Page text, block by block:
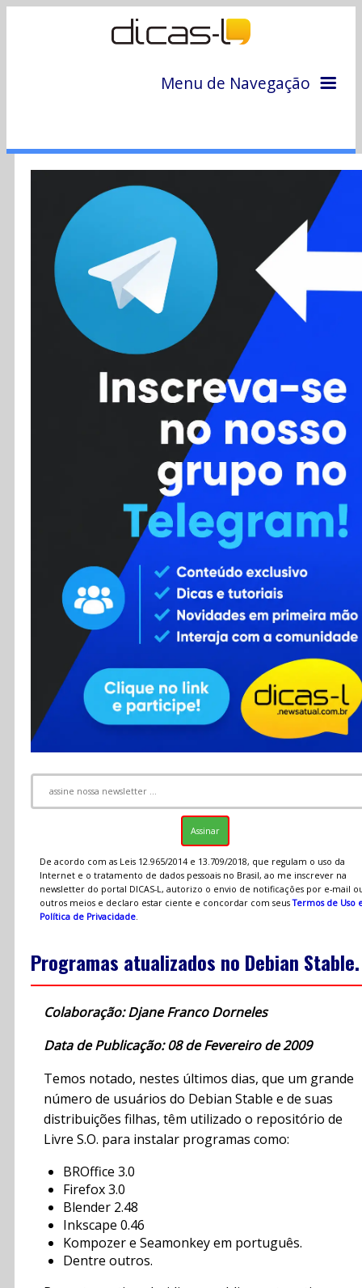
Menu de Navegação
Colunas
Colaboradores
Cursos
Enviar Dica
Contato
RSS
De acordo com as Leis 12.965/2014 e 13.709/2018, que regulam o uso da
Internet e o tratamento de dados pessoais no Brasil, ao me inscrever na
newsletter do portal DICAS-L, autorizo o envio de notificações por e-mail
outros meios e declaro estar ciente e concordar com seusTermos de Uso
Política de Privacidade.
Programas atualizados no Debian Stable.
Colaboração: Djane Franco Dorneles
Data de Publicação: 08 de Fevereiro de 2009
Temos notado, nestes últimos dias, que um grande
número de usuários do Debian Stable e de suas
distribuições filhas, têm utilizado o repositório de
Livre S.O. para instalar programas como:
BROffice 3.0
Firefox 3.0
Blender 2.48
Inkscape 0.46
Kompozer e Seamonkey em português.
Dentre outros.